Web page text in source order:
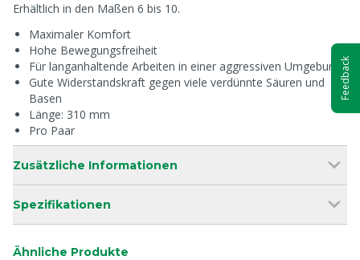
Erhältlich in den Maßen 6 bis 10.
Maximaler Komfort
Hohe Bewegungsfreiheit
Für langanhaltende Arbeiten in einer aggressiven Umgebung
Gute Widerstandskraft gegen viele verdünnte Säuren und
Basen
Länge: 310 mm
Pro Paar
Zusätzliche Informationen
Spezifikationen
Ähnliche Produkte
Feedback